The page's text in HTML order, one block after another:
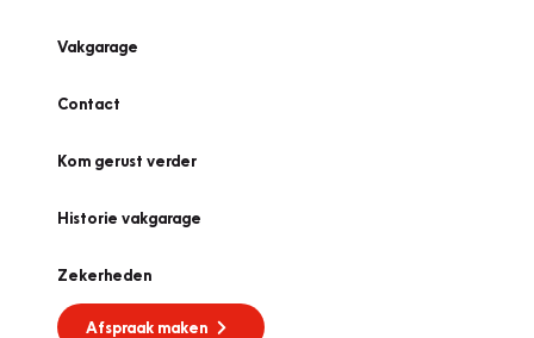
Vakgarage
Contact
Kom gerust verder
Historie vakgarage
Zekerheden
Afspraak maken